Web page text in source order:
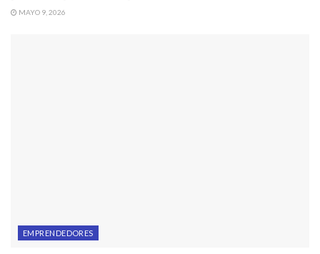
MAYO 9, 2026
EMPRENDEDORES